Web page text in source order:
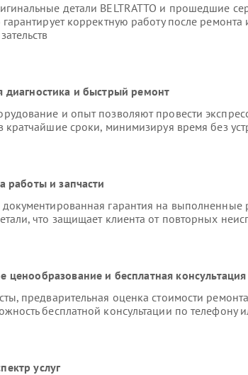
детали BELTRATTO и прошедшие
корректную работу после
диагностика и быстрый ремонт
и опыт позволяют провести
кратчайшие сроки, минимизируя время без
работы и запчасти
документированная гарантия на выполненные
что защищает клиента от повторных
ценообразование и бесплатная консультация
предварительная оценка стоимости
бесплатной консультации по телефону
услуг